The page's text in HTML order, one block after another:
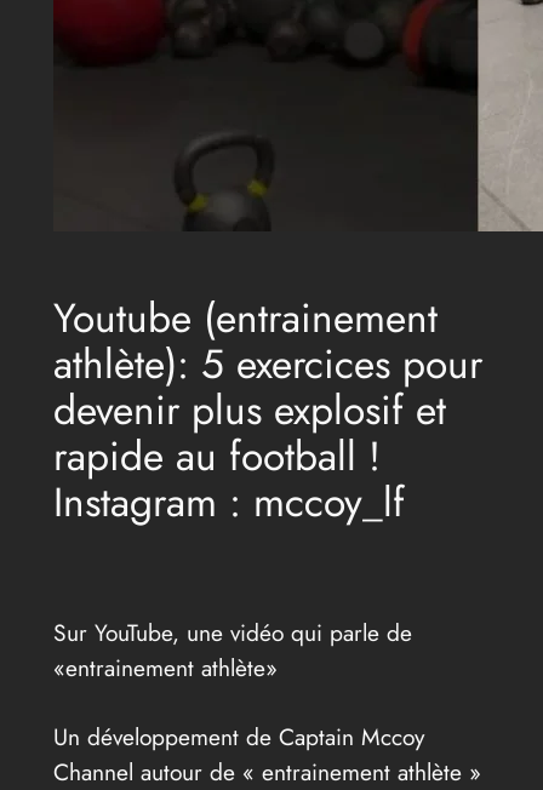
Youtube (entrainement
athlète): 5 exercices pour
devenir plus explosif et
rapide au football !
Instagram : mccoy_lf
Sur YouTube, une vidéo qui parle de
«entrainement athlète»
Un développement de Captain Mccoy
Channel autour de « entrainement athlète »